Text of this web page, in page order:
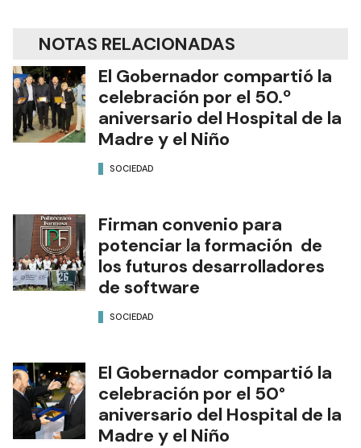
NOTAS RELACIONADAS
El Gobernador compartió la
celebración por el 50.º
aniversario del Hospital de la
Madre y el Niño
SOCIEDAD
Firman convenio para
potenciar la formación de
los futuros desarrolladores
de software
SOCIEDAD
El Gobernador compartió la
celebración por el 50°
aniversario del Hospital de la
Madre y el Niño